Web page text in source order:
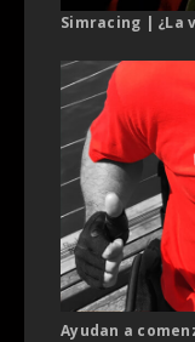
Simracing | ¿La
Ayudan a